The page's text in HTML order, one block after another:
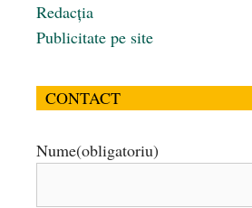
Redacția
Publicitate pe site
CONTACT
Nume(obligatoriu)